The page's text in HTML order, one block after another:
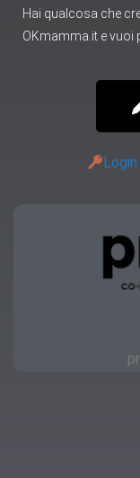
Hai qualcosa che
OKmamma.it e vuoi
Login